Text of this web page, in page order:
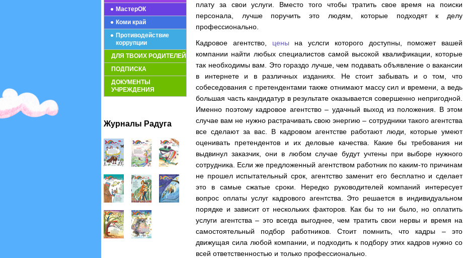
МастерОК
Коми край
Противодействие
коррупции
ДЛЯ ТВОИХ РОДИТЕЛЕЙ
ПОДПИСКА
ДОКУМЕНТЫ
УЧРЕЖДЕНИЯ
Журналы Радуга
плату за свои услуги. Вместо того чтобы тратить свое время на поиски
персонала, лучше поручить это людям, которые подходят к делу
профессионально.
Кадровое агентство, цены на услсги которого доступны, поможет вашей
компании найти любых специалистов самой высокой квалификации, которые
так необходимы вам. Это гораздо лучше, чем подавать объявление о вакансии
в интернете и в различных изданиях. Не стоит забывать и о том, что
собеседования с претендентами также отнимают массу сил и времени, а ведь
большая часть кандидатур в результате оказывается совершенно непригодной.
Именно поэтому кадровое агентство – удачный выход из положения. В этом
случае вам не нужно растрачивать свою энергию – сотрудники такого агентства
все сделают за вас. В кадровом агентстве работают люди, которые умеют
оценивать претендентов и их деловые качества. Какие бы требования ни
выдвинул заказчик, они в любом случае будут учтены при выборе нужного
сотрудника. Если же предложенный агентством работник по каким-то причинам
не прошел испытательный срок, агентство заменит его бесплатно и сделает
это в самые сжатые сроки. Нередко руководителей компаний интересует
вопрос оплаты услуг кадрового агентства. Это решается в индивидуальном
порядке и зависит от нескольких факторов. Как бы то ни было, но оплатить
услуги агентства – это всегда выгоднее, чем тратить свои нервы и время на
самостоятельный подбор работников. Стоит помнить, что кадры – это
движущая сила любой компании, и подходить к подбору этих кадров нужно со
всей ответственностью и только профессионально.